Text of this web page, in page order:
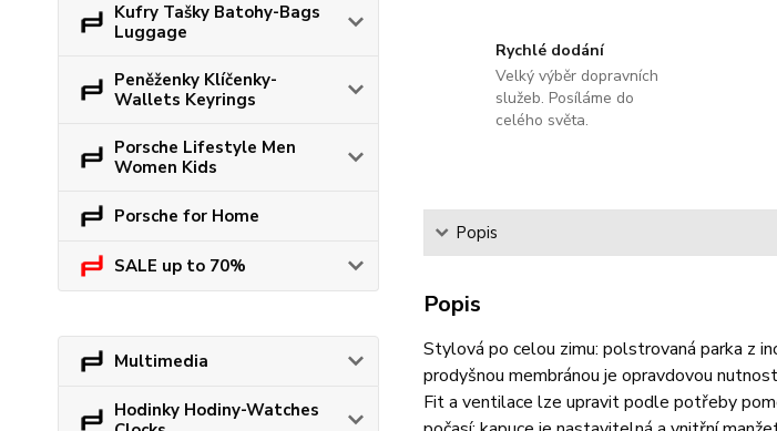
Kufry Tašky Batohy-Bags
Luggage
Peněženky Klíčenky-
Wallets Keyrings
Porsche Lifestyle Men
Women Kids
Porsche for Home
SALE up to 70%
Multimedia
Hodinky Hodiny-Watches
Rychlé dodání
Velký výběr dopravních
služeb. Posíláme do
celého světa.
Popis
Popis
Stylová po celou zimu: polstrovaná parka z
prodyšnou membránou je opravdovou
Fit a ventilace lze upravit podle potřeby